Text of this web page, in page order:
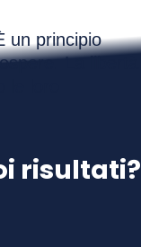
un principio
La libertà
loro
risultati?